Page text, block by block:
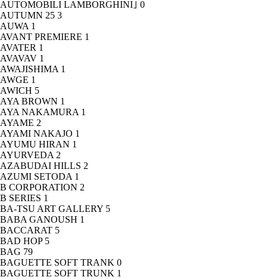
AUTOMOBILI LAMBORGHINI｣ 0
AUTUMN 25 3
AUWA 1
AVANT PREMIERE 1
AVATER 1
AVAVAV 1
AWAJISHIMA 1
AWGE 1
AWICH 5
AYA BROWN 1
AYA NAKAMURA 1
AYAME 2
AYAMI NAKAJO 1
AYUMU HIRAN 1
AYURVEDA 2
AZABUDAI HILLS 2
AZUMI SETODA 1
B CORPORATION 2
B SERIES 1
BA-TSU ART GALLERY 5
BABA GANOUSH 1
BACCARAT 5
BAD HOP 5
BAG 79
BAGUETTE SOFT TRANK 0
BAGUETTE SOFT TRUNK 1